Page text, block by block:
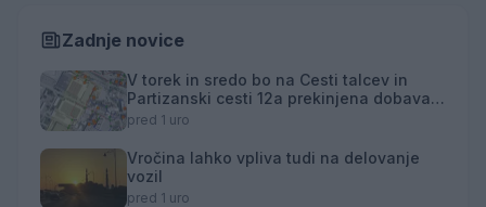
Zadnje novice
V torek in sredo bo na Cesti talcev in
Partizanski cesti 12a prekinjena dobava
toplotne energije
pred 1 uro
Vročina lahko vpliva tudi na delovanje
vozil
pred 1 uro